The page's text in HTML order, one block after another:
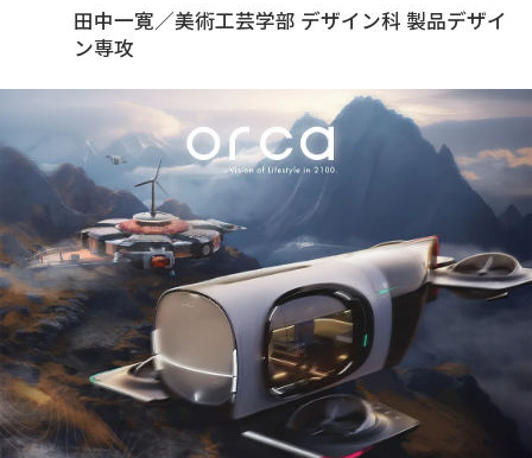
田中一寛／美術工芸学部 デザイン科 製品デザイ
ン専攻